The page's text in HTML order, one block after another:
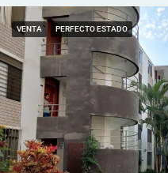
VENTA PERFECTO ESTADO